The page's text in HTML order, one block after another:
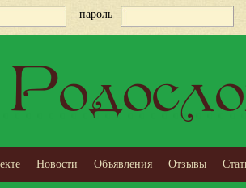
пароль
Новости Объявления Отзывы